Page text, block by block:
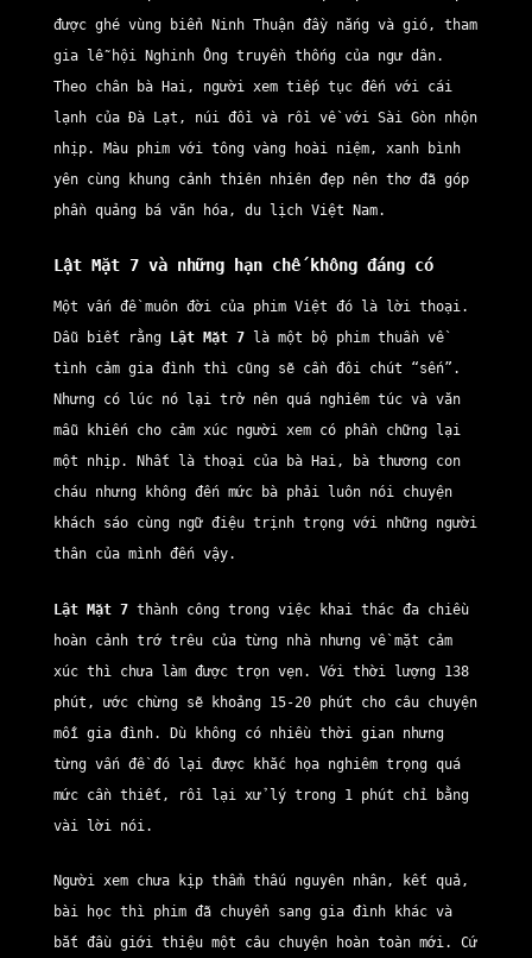
được ghé vùng biển Ninh Thuận đầy nắng và gió, tham
gia lễ hội Nghinh Ông truyền thống của ngư dân.
Theo chân bà Hai, người xem tiếp tục đến với cái
lạnh của Đà Lạt, núi đồi và rồi về với Sài Gòn nhộn
nhịp. Màu phim với tông vàng hoài niệm, xanh bình
yên cùng khung cảnh thiên nhiên đẹp nên thơ đã góp
phần quảng bá văn hóa, du lịch Việt Nam.
Lật Mặt 7 và những hạn chế không đáng có
Một vấn đề muôn đời của phim Việt đó là lời thoại.
Dẫu biết rằng Lật Mặt 7 là một bộ phim thuần về
tình cảm gia đình thì cũng sẽ cần đôi chút “sến”.
Nhưng có lúc nó lại trở nên quá nghiêm túc và văn
mẫu khiến cho cảm xúc người xem có phần chững lại
một nhịp. Nhất là thoại của bà Hai, bà thương con
cháu nhưng không đến mức bà phải luôn nói chuyện
khách sáo cùng ngữ điệu trịnh trọng với những người
thân của mình đến vậy.
Lật Mặt 7 thành công trong việc khai thác đa chiều
hoàn cảnh trớ trêu của từng nhà nhưng về mặt cảm
xúc thì chưa làm được trọn vẹn. Với thời lượng 138
phút, ước chừng sẽ khoảng 15-20 phút cho câu chuyện
mỗi gia đình. Dù không có nhiều thời gian nhưng
từng vấn đề đó lại được khắc họa nghiêm trọng quá
mức cần thiết, rồi lại xử lý trong 1 phút chỉ bằng
vài lời nói.
Người xem chưa kịp thẩm thấu nguyên nhân, kết quả,
bài học thì phim đã chuyển sang gia đình khác và
bắt đầu giới thiệu một câu chuyện hoàn toàn mới. Cứ